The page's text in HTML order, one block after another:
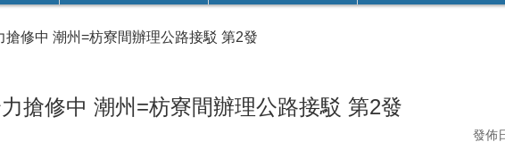
修中 潮州=枋寮間辦理公路接駁 第2發
搶修中 潮州=枋寮間辦理公路接駁 第2發
發佈